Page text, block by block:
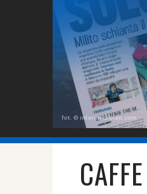
fot. © intermediolan.com